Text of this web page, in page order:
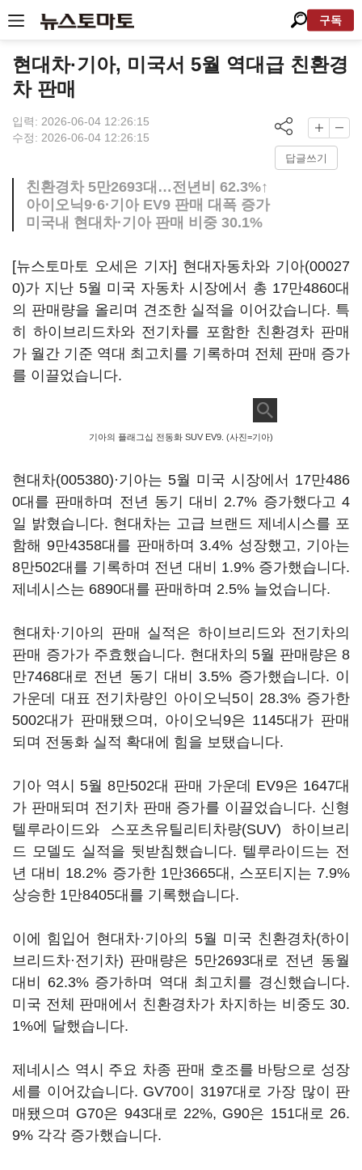
구독
현대차·기아, 미국서 5월 역대급 친환경
차 판매
입력: 2026-06-04 12:26:15
수정: 2026-06-04 12:26:15
답글쓰기
친환경차 5만2693대…전년비 62.3%↑
아이오닉9·6·기아 EV9 판매 대폭 증가
미국내 현대차·기아 판매 비중 30.1%
[뉴스토마토 오세은 기자] 현대자동차와 기아(00027
0)가 지난 5월 미국 자동차 시장에서 총 17만4860대
의 판매량을 올리며 견조한 실적을 이어갔습니다. 특
히 하이브리드차와 전기차를 포함한 친환경차 판매
가 월간 기준 역대 최고치를 기록하며 전체 판매 증가
를 이끌었습니다.
기아의 플래그십 전동화 SUV EV9. (사진=기아)
현대차(005380)·기아는 5월 미국 시장에서 17만486
0대를 판매하며 전년 동기 대비 2.7% 증가했다고 4
일 밝혔습니다. 현대차는 고급 브랜드 제네시스를 포
함해 9만4358대를 판매하며 3.4% 성장했고, 기아는
8만502대를 기록하며 전년 대비 1.9% 증가했습니다.
제네시스는 6890대를 판매하며 2.5% 늘었습니다.
현대차·기아의 판매 실적은 하이브리드와 전기차의
판매 증가가 주효했습니다. 현대차의 5월 판매량은 8
만7468대로 전년 동기 대비 3.5% 증가했습니다. 이
가운데 대표 전기차량인 아이오닉5이 28.3% 증가한
5002대가 판매됐으며, 아이오닉9은 1145대가 판매
되며 전동화 실적 확대에 힘을 보탰습니다.
기아 역시 5월 8만502대 판매 가운데 EV9은 1647대
가 판매되며 전기차 판매 증가를 이끌었습니다. 신형
텔루라이드와 스포츠유틸리티차량(SUV) 하이브리
드 모델도 실적을 뒷받침했습니다. 텔루라이드는 전
년 대비 18.2% 증가한 1만3665대, 스포티지는 7.9%
상승한 1만8405대를 기록했습니다.
이에 힘입어 현대차·기아의 5월 미국 친환경차(하이
브리드차·전기차) 판매량은 5만2693대로 전년 동월
대비 62.3% 증가하며 역대 최고치를 경신했습니다.
미국 전체 판매에서 친환경차가 차지하는 비중도 30.
1%에 달했습니다.
제네시스 역시 주요 차종 판매 호조를 바탕으로 성장
세를 이어갔습니다. GV70이 3197대로 가장 많이 판
매됐으며 G70은 943대로 22%, G90은 151대로 26.
9% 각각 증가했습니다.